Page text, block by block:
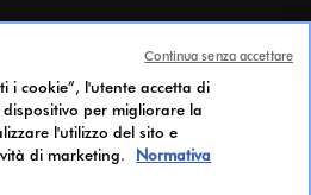
i cookie”, l'utente accetta di
per migliorare la
l'utilizzo del sito e
di marketing.
Normativa
Continua senza accettare